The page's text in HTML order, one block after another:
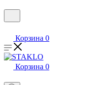
Корзина 0
Корзина 0